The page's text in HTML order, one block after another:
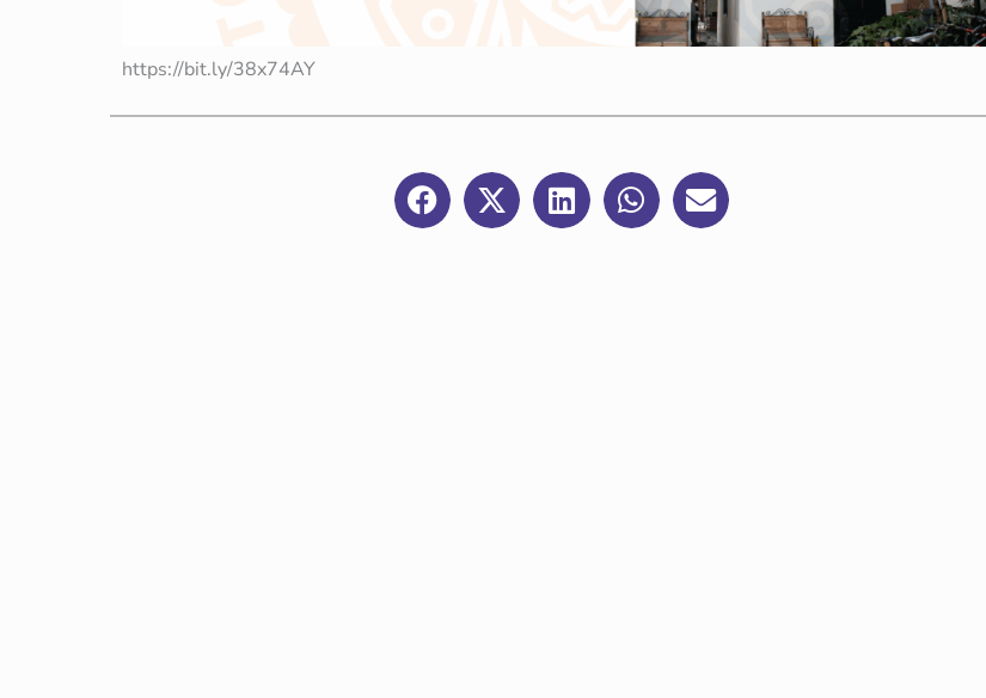
https://bit.ly/38x74AY